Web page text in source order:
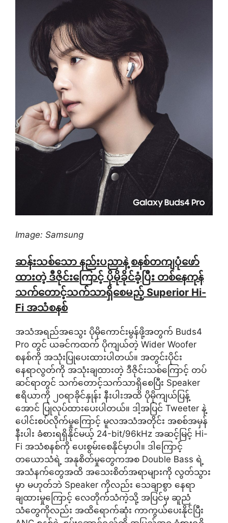
Image: Samsung
ဆန်းသစ်သော နည်းပညာနဲ့ စနစ်တကျပုံဖော်
ထားတဲ့ ဒီဇိုင်းကြောင့် ပိုမိုခိုင်ခံ့ပြီး တစ်နေကုန်
သက်တောင့်သက်သာရှိစေမည့် Superior Hi-
Fi အသံစနစ်
အသံအရည်အသွေး ပိုမိုကောင်းမွန်ဖို့အတွက် Buds4
Pro တွင် ယခင်ကထက် ပိုကျယ်တဲ့ Wider Woofer
စနစ်ကို အသုံးပြုပေးထားပါတယ်။ အတွင်းပိုင်း
နေရာလွတ်ကို အသုံးချထားတဲ့ ဒီဇိုင်းသစ်ကြောင့် တပ်
ဆင်ရာတွင် သက်တောင့်သက်သာရှိစေပြီး Speaker
ဧရိယာကို ၂၀ရာခိုင်နှုန်း နီးပါးအထိ ပိုမိုကျယ်ပြန့်
အောင် ပြုလုပ်ထားပေးပါတယ်။ ဒါ့အပြင် Tweeter နဲ့
ပေါင်းစပ်လိုက်မှုကြောင့် မူလအသံအတိုင်း အစစ်အမှန်
နီးပါး ခံစားရရှိနိုင်မယ့် 24-bit/96kHz အဆင့်မြင့် Hi-
Fi အသံစနစ်ကို ပေးစွမ်းစေနိုင်မှာပါ။ ဒါကြောင့်
တယောသံရဲ့ အနုစိတ်မှုတွေကအစ Double Bass ရဲ့
အသံနက်တွေအထိ အသေးစိတ်အရာများကို လွတ်သွား
မှာ မဟုတ်ဘဲ Speaker ကိုလည်း သေချာစွာ နေရာ
ချထားမှုကြောင့် လေတိုက်သံကဲ့သို့ အပြင်မှ ဆူညံ
သံတွေကိုလည်း အထိရောက်ဆုံး ကာကွယ်ပေးနိုင်ပြီး